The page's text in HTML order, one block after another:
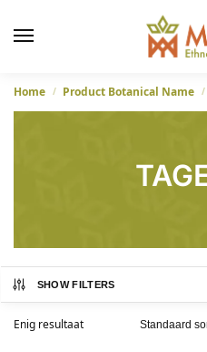
Home / Product Botanical Name /
SHOW FILTERS
Enig resultaat